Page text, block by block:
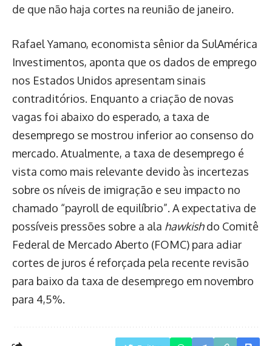
de que não haja cortes na reunião de janeiro.
Rafael Yamano, economista sênior da SulAmérica
Investimentos, aponta que os dados de emprego
nos Estados Unidos apresentam sinais
contraditórios. Enquanto a criação de novas
vagas foi abaixo do esperado, a taxa de
desemprego se mostrou inferior ao consenso do
mercado. Atualmente, a taxa de desemprego é
vista como mais relevante devido às incertezas
sobre os níveis de imigração e seu impacto no
chamado “payroll de equilíbrio”. A expectativa de
possíveis pressões sobre a ala hawkishdo Comitê
Federal de Mercado Aberto (FOMC) para adiar
cortes de juros é reforçada pela recente revisão
para baixo da taxa de desemprego em novembro
para 4,5%.